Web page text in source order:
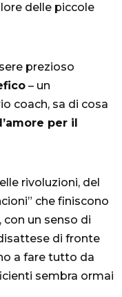
delle piccole
prezioso
– un
coach, sa di cosa
per il
rivoluzioni, del
che finiscono
un senso di
di fronte
a fare tutto da
sembra ormai